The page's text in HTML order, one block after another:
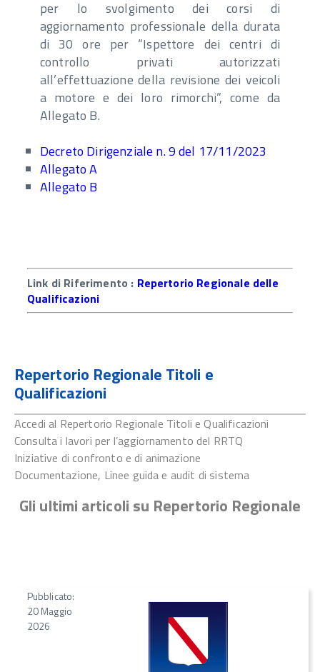
per lo svolgimento dei corsi di
aggiornamento professionale della durata
di 30 ore per “Ispettore dei centri di
controllo privati autorizzati
all’effettuazione della revisione dei veicoli
a motore e dei loro rimorchi”, come da
Allegato B.
Decreto Dirigenziale n. 9 del 17/11/2023
Allegato A
Allegato B
Link di Riferimento : Repertorio Regionale delle
Qualificazioni
Repertorio Regionale Titoli e
Qualificazioni
Accedi al Repertorio Regionale Titoli e Qualificazioni
Consulta i lavori per l’aggiornamento del RRTQ
Iniziative di confronto e di animazione
Documentazione, Linee guida e audit di sistema
Gli ultimi articoli su Repertorio Regionale
Pubblicato:
20 Maggio
2026